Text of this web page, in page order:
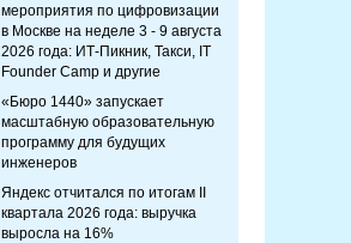
мероприятия по цифровизации
в Москве на неделе 3 - 9 августа
2026 года: ИТ-Пикник, Такси, IT
Founder Camp и другие
«Бюро 1440» запускает
масштабную образовательную
программу для будущих
инженеров
Яндекс отчитался по итогам II
квартала 2026 года: выручка
выросла на 16%